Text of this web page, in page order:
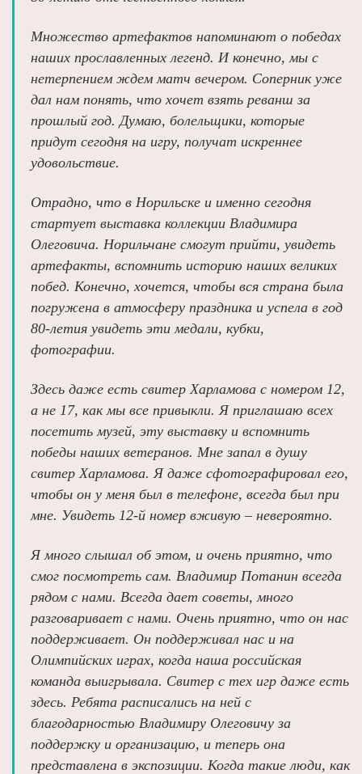
Множество артефактов напоминают о победах
наших прославленных легенд. И конечно, мы с
нетерпением ждем матч вечером. Соперник уже
дал нам понять, что хочет взять реванш за
прошлый год. Думаю, болельщики, которые
придут сегодня на игру, получат искреннее
удовольствие.
Отрадно, что в Норильске и именно сегодня
стартует выставка коллекции Владимира
Олеговича. Норильчане смогут прийти, увидеть
артефакты, вспомнить историю наших великих
побед. Конечно, хочется, чтобы вся страна была
погружена в атмосферу праздника и успела в год
80‑летия увидеть эти медали, кубки,
фотографии.
Здесь даже есть свитер Харламова с номером 12,
а не 17, как мы все привыкли. Я приглашаю всех
посетить музей, эту выставку и вспомнить
победы наших ветеранов. Мне запал в душу
свитер Харламова. Я даже сфотографировал его,
чтобы он у меня был в телефоне, всегда был при
мне. Увидеть 12-й номер вживую – невероятно.
Я много слышал об этом, и очень приятно, что
смог посмотреть сам. Владимир Потанин всегда
рядом с нами. Всегда дает советы, много
разговаривает с нами. Очень приятно, что он нас
поддерживает. Он поддерживал нас и на
Олимпийских играх, когда наша российская
команда выигрывала. Свитер с тех игр даже есть
здесь. Ребята расписались на ней с
благодарностью Владимиру Олеговичу за
поддержку и организацию, и теперь она
представлена в экспозиции. Когда такие люди, как